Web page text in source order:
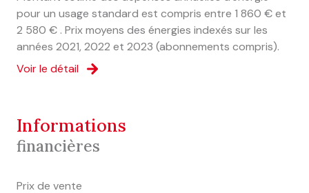
pour un usage standard est compris entre 1 860 € et
2 580 € . Prix moyens des énergies indexés sur les
années 2021, 2022 et 2023 (abonnements compris).
Voir le détail
informations
financières
Prix de vente